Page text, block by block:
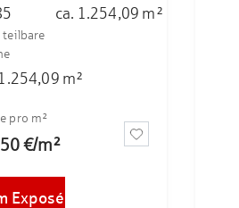
ca. 1.254,09 m²
teilbare
1.254,09 m²
pro m²
€/m²
Exposé